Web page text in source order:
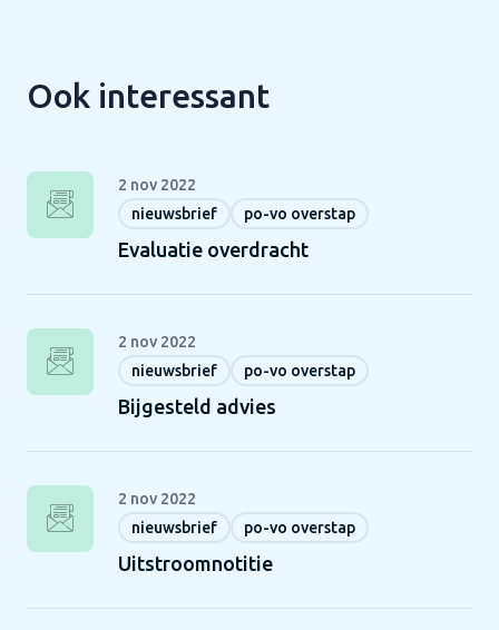
Ook interessant
Evaluatie overdracht
2 nov 2022
nieuwsbrief
po-vo overstap
Bijgesteld advies
2 nov 2022
nieuwsbrief
po-vo overstap
Uitstroomnotitie
2 nov 2022
nieuwsbrief
po-vo overstap